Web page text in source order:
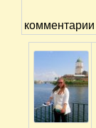
комментарии